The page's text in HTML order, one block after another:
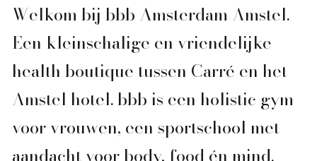
Welkom bij bbb Amsterdam Amstel.
Een kleinschalige en vriendelijke
health boutique tussen Carré en het
Amstel hotel. bbb is een holistic gym
voor vrouwen, een sportschool met
aandacht voor body, food én mind.